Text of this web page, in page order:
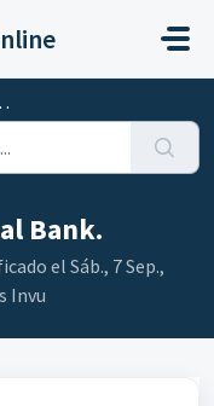
Bank.
el Sáb., 7 Sep.,
Invu